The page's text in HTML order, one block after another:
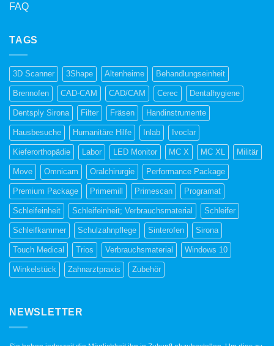
FAQ
TAGS
3D Scanner 3Shape Altenheime Behandlungseinheit
Brennofen CAD-CAM CAD/CAM Cerec Dentalhygiene
Dentsply Sirona Filter Fräsen Handinstrumente
Hausbesuche Humanitäre Hilfe Inlab Ivoclar
Kieferorthopädie Labor LED Monitor MC X MC XL Militär
Move Omnicam Oralchirurgie Performance Package
Premium Package Primemill Primescan Programat
Schleifeinheit Schleifeinheit; Verbrauchsmaterial Schleifer
Schleifkammer Schulzahnpflege Sinterofen Sirona
Touch Medical Trios Verbrauchsmaterial Windows 10
Winkelstück Zahnarztpraxis Zubehör
NEWSLETTER